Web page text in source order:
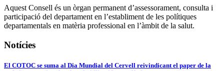
Aquest Consell és un òrgan permanent d’assessorament, consulta i
participació del departament en l’establiment de les polítiques
departamentals en matèria professional en l’àmbit de la salut.
Notícies
El COTOC se suma al Dia Mundial del Cervell reivindicant el paper de la